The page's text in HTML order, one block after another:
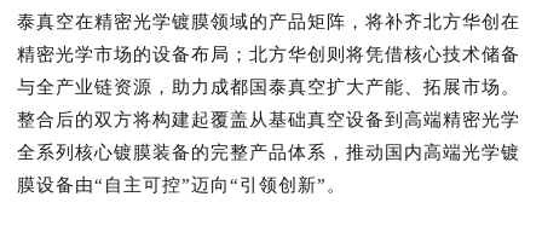
泰真空在精密光学镀膜领域的产品矩阵，将补齐北方华创在
精密光学市场的设备布局；北方华创则将凭借核心技术储备
与全产业链资源，助力成都国泰真空扩大产能、拓展市场。
整合后的双方将构建起覆盖从基础真空设备到高端精密光学
全系列核心镀膜装备的完整产品体系，推动国内高端光学镀
膜设备由“自主可控”迈向“引领创新”。